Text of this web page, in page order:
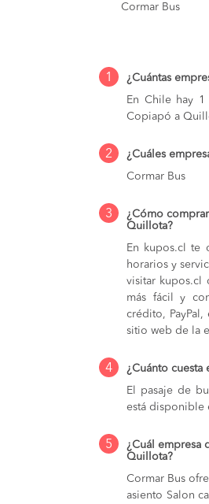
Cormar Bus
1
¿Cuántas
En Chile hay
Copiapó a
2
¿Cuáles
Cormar Bus
3
¿Cómo
Quillota?
En kupos.cl te
horarios y
visitar kupos.cl
más fácil y
crédito,
sitio web de la
4
¿Cuánto
El pasaje de
está disponible
5
¿Cuál empresa
Quillota?
Cormar Bus
asiento Salon